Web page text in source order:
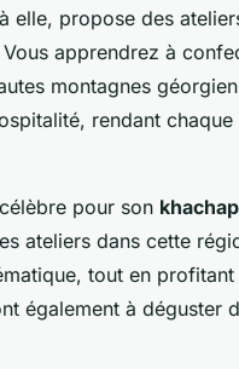
elle, propose des
Vous apprendrez à
montagnes
rendant
pour son
ateliers dans cette
tout en
également à déguster